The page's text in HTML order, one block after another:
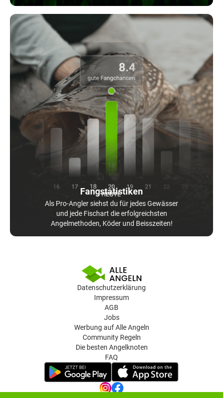
Fangstatistiken
Als Pro-Angler siehst du für jedes Gewässer
und jede Fischart die erfolgreichsten
Angelmethoden, Köder und Beisszeiten!
Datenschutzerklärung
Impressum
AGB
Jobs
Werbung auf Alle Angeln
Community Regeln
Die besten Angelknoten
FAQ